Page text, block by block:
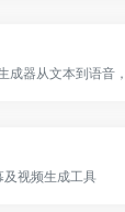
视频生成工具